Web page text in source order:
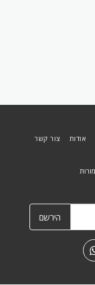
אודות צור קשר
הירשם